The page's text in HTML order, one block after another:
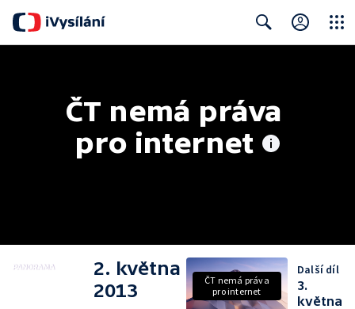
ČT nemá práva
pro internet
2. května
2013
ČT nemá práva
pro internet
Další díl
3.
května